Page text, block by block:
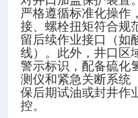
严格遵循标准化操作
接、螺栓扭矩符合规
留后续作业接口（如
线）。此外，井口区
警示标识，配备硫化
测仪和紧急关断系统
保后期试油或封井作
控。